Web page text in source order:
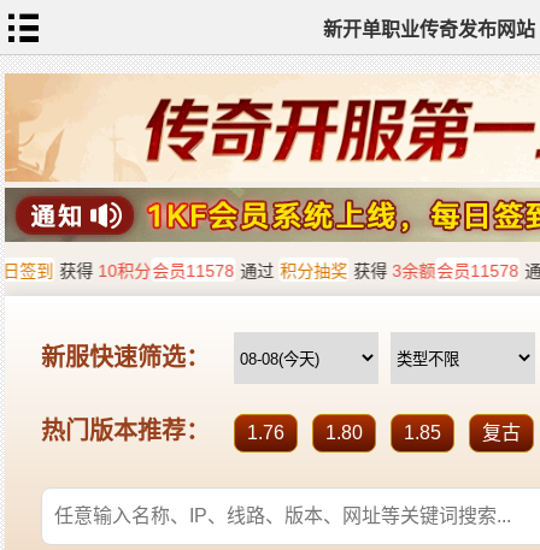
新开单职业传奇发布网站
网
站
首
页
单
职
业
传
奇
迷
失
传
奇
神
器
单
职
业
打
金
传
奇
sf
新
开
单
职
业
传
奇
全
站
标
签